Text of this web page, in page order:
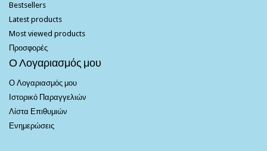
Bestsellers
Latest products
Most viewed products
Προσφορές
Ο Λογαριασμός μου
Ο Λογαριασμός μου
Ιστορικό Παραγγελιών
Λίστα Επιθυμιών
Ενημερώσεις